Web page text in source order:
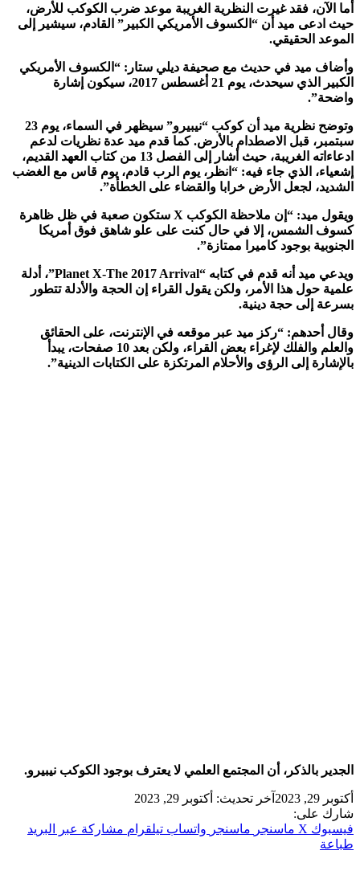
الآن، فقد غيرت النظرية الغريبة موعد ضرب الكوكب للأرض،
ادعى ميد أن “الكسوف الأمريكي الكبير” القادم، سيشير إلى
الحقيقي.
ميد في حديث مع صحيفة ديلي ستار: “الكسوف الأمريكي
الكبير الذي سيحدث، يوم 21 أغسطس 2017، سيكون إشارة
وتوضح نظرية ميد أن كوكب “نيبيرو” سيظهر في السماء، يوم 23
قبل الاصطدام بالأرض. كما قدم ميد عدة نظريات لدعم
ادعاءاته الغريبة، حيث أشار إلى الفصل 13 من كتاب العهد القديم،
الذي جاء فيه: “انظر، يوم الرب قادم، يوم قاس مع الغضب
لجعل الأرض خرابا والقضاء على الخطأة”.
ويقول ميد: “إن ملاحظة الكوكب X ستكون صعبة في ظل ظاهرة
الشمس، إلا في حال كنت على علو شاهق فوق أمريكا
بوجود كاميرا ممتازة”.
ويدعي ميد أنه قدم في كتابه “Planet X-The 2017 Arrival”، أدلة
حول هذا الأمر، ولكن يقول القراء إن الحجة والأدلة تتطور
إلى حجة دينية.
أحدهم: “ركز ميد عبر موقعه في الإنترنت، على الحقائق
والعلم والفلك لإغراء بعض القراء، ولكن بعد 10 صفحات، يبدأ
إلى الرؤى والأحلام المرتكزة على الكتابات الدينية”.
بالذكر، أن المجتمع العلمي لا يعترف بوجود الكوكب نيبيرو.
29, 2023
آخر تحديث: أكتوبر 29, 2023
على:
‫X ماسنجر ماسنجر واتساب تيلقرام مشاركة عبر البريد